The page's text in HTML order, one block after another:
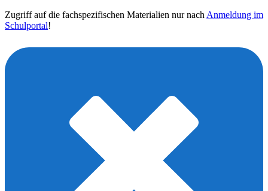
Zugriff auf die fachspezifischen Materialien nur nach Anmeldung im
Schulportal!